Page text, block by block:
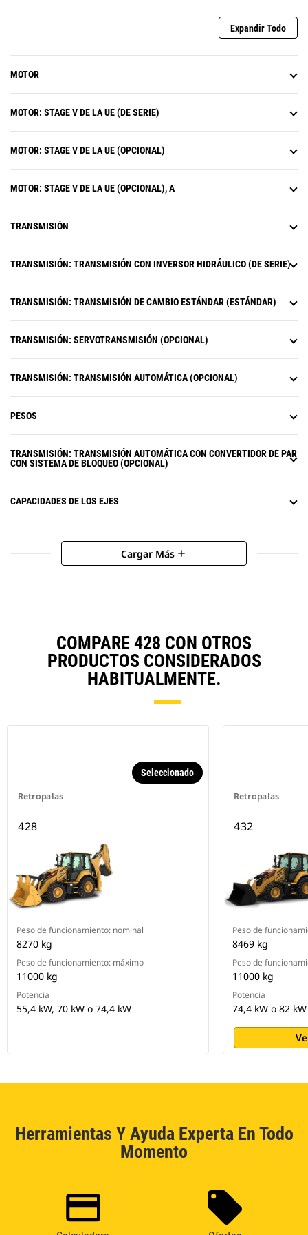
Expandir Todo
MOTOR
MOTOR: STAGE V DE LA UE (DE SERIE)
MOTOR: STAGE V DE LA UE (OPCIONAL)
MOTOR: STAGE V DE LA UE (OPCIONAL), A
TRANSMISIÓN
TRANSMISIÓN: TRANSMISIÓN CON INVERSOR HIDRÁULICO (DE SERIE)
TRANSMISIÓN: TRANSMISIÓN DE CAMBIO ESTÁNDAR (ESTÁNDAR)
TRANSMISIÓN: SERVOTRANSMISIÓN (OPCIONAL)
TRANSMISIÓN: TRANSMISIÓN AUTOMÁTICA (OPCIONAL)
PESOS
TRANSMISIÓN: TRANSMISIÓN AUTOMÁTICA CON CONVERTIDOR DE PAR
CON SISTEMA DE BLOQUEO (OPCIONAL)
CAPACIDADES DE LOS EJES
Cargar Más add
COMPARE 428 CON OTROS
PRODUCTOS CONSIDERADOS
HABITUALMENTE.
Retropalas
Seleccionado
428
Peso de funcionamiento: nominal
8270 kg
Peso de funcionamiento: máximo
11000 kg
Potencia
55,4 kW, 70 kW o 74,4 kW
Retropalas
432
Peso de
8469 kg
Peso de
11000 kg
Potencia
74,4 kW o 82 kW
Herramientas Y Ayuda Experta En Todo
Momento